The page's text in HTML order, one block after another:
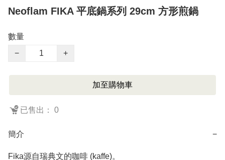
Neoflam FIKA 平底鍋系列 29cm 方形煎鍋
數量
−
+
加至購物車
已售出： 0
簡介 −
Fika源自瑞典文的咖啡 (kaffe)。